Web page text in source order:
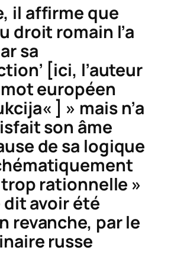
il affirme que
droit romain l’a
sa
[ici, l’auteur
européen
« ] » mais n’a
son âme
de sa logique
rationnelle »
dit avoir été
revanche, par le
russe